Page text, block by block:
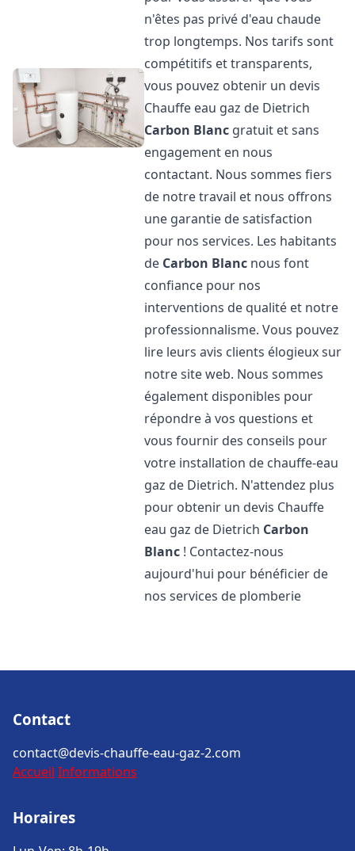
n'êtes pas privé d'eau chaude
trop longtemps. Nos tarifs sont
compétitifs et transparents,
vous pouvez obtenir un devis
Chauffe eau gaz de Dietrich
Carbon Blanc gratuit et sans
engagement en nous
contactant. Nous sommes fiers
de notre travail et nous offrons
une garantie de satisfaction
pour nos services. Les habitants
de Carbon Blanc nous font
confiance pour nos
interventions de qualité et notre
professionnalisme. Vous pouvez
lire leurs avis clients élogieux sur
notre site web. Nous sommes
également disponibles pour
répondre à vos questions et
vous fournir des conseils pour
votre installation de chauffe-eau
gaz de Dietrich. N'attendez plus
pour obtenir un devis Chauffe
eau gaz de Dietrich Carbon
Blanc ! Contactez-nous
aujourd'hui pour bénéficier de
nos services de plomberie
Contact
contact@devis-chauffe-eau-gaz-2.com
Accueil Informations
Horaires